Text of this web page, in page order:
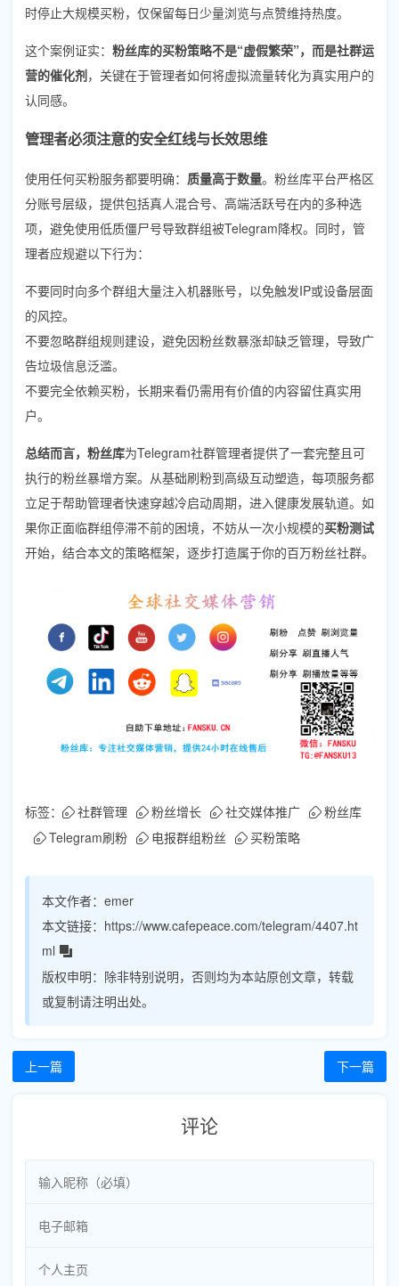
时停止大规模买粉，仅保留每日少量浏览与点赞维持热度。
这个案例证实： 粉丝库的买粉策略不是“虚假繁荣”，而是社群运
营的催化剂，关键在于管理者如何将虚拟流量转化为真实用户的
认同感。
管理者必须注意的安全红线与长效思维
使用任何买粉服务都要明确： 质量高于数量。粉丝库平台严格区
分账号层级，提供包括真人混合号、高端活跃号在内的多种选
项，避免使用低质僵尸号导致群组被Telegram降权。同时，管
理者应规避以下行为：
不要同时向多个群组大量注入机器账号，以免触发IP或设备层面
的风控。
不要忽略群组规则建设，避免因粉丝数暴涨却缺乏管理，导致广
告垃圾信息泛滥。
不要完全依赖买粉，长期来看仍需用有价值的内容留住真实用
户。
总结而言， 粉丝库为Telegram社群管理者提供了一套完整且可
执行的粉丝暴增方案。从基础刷粉到高级互动塑造，每项服务都
立足于帮助管理者快速穿越冷启动周期，进入健康发展轨道。如
果你正面临群组停滞不前的困境，不妨从一次小规模的买粉测试
开始，结合本文的策略框架，逐步打造属于你的百万粉丝社群。
标签： 社群管理 粉丝增长 社交媒体推广
粉丝库
Telegram刷粉
电报群组粉丝 买粉策略
本文作者： emer
本文链接： https://www.cafepeace.com/telegram/4407.ht
ml
版权申明： 除非特别说明，否则均为本站原创文章，转载
或复制请注明出处。
上一篇 下一篇
评论